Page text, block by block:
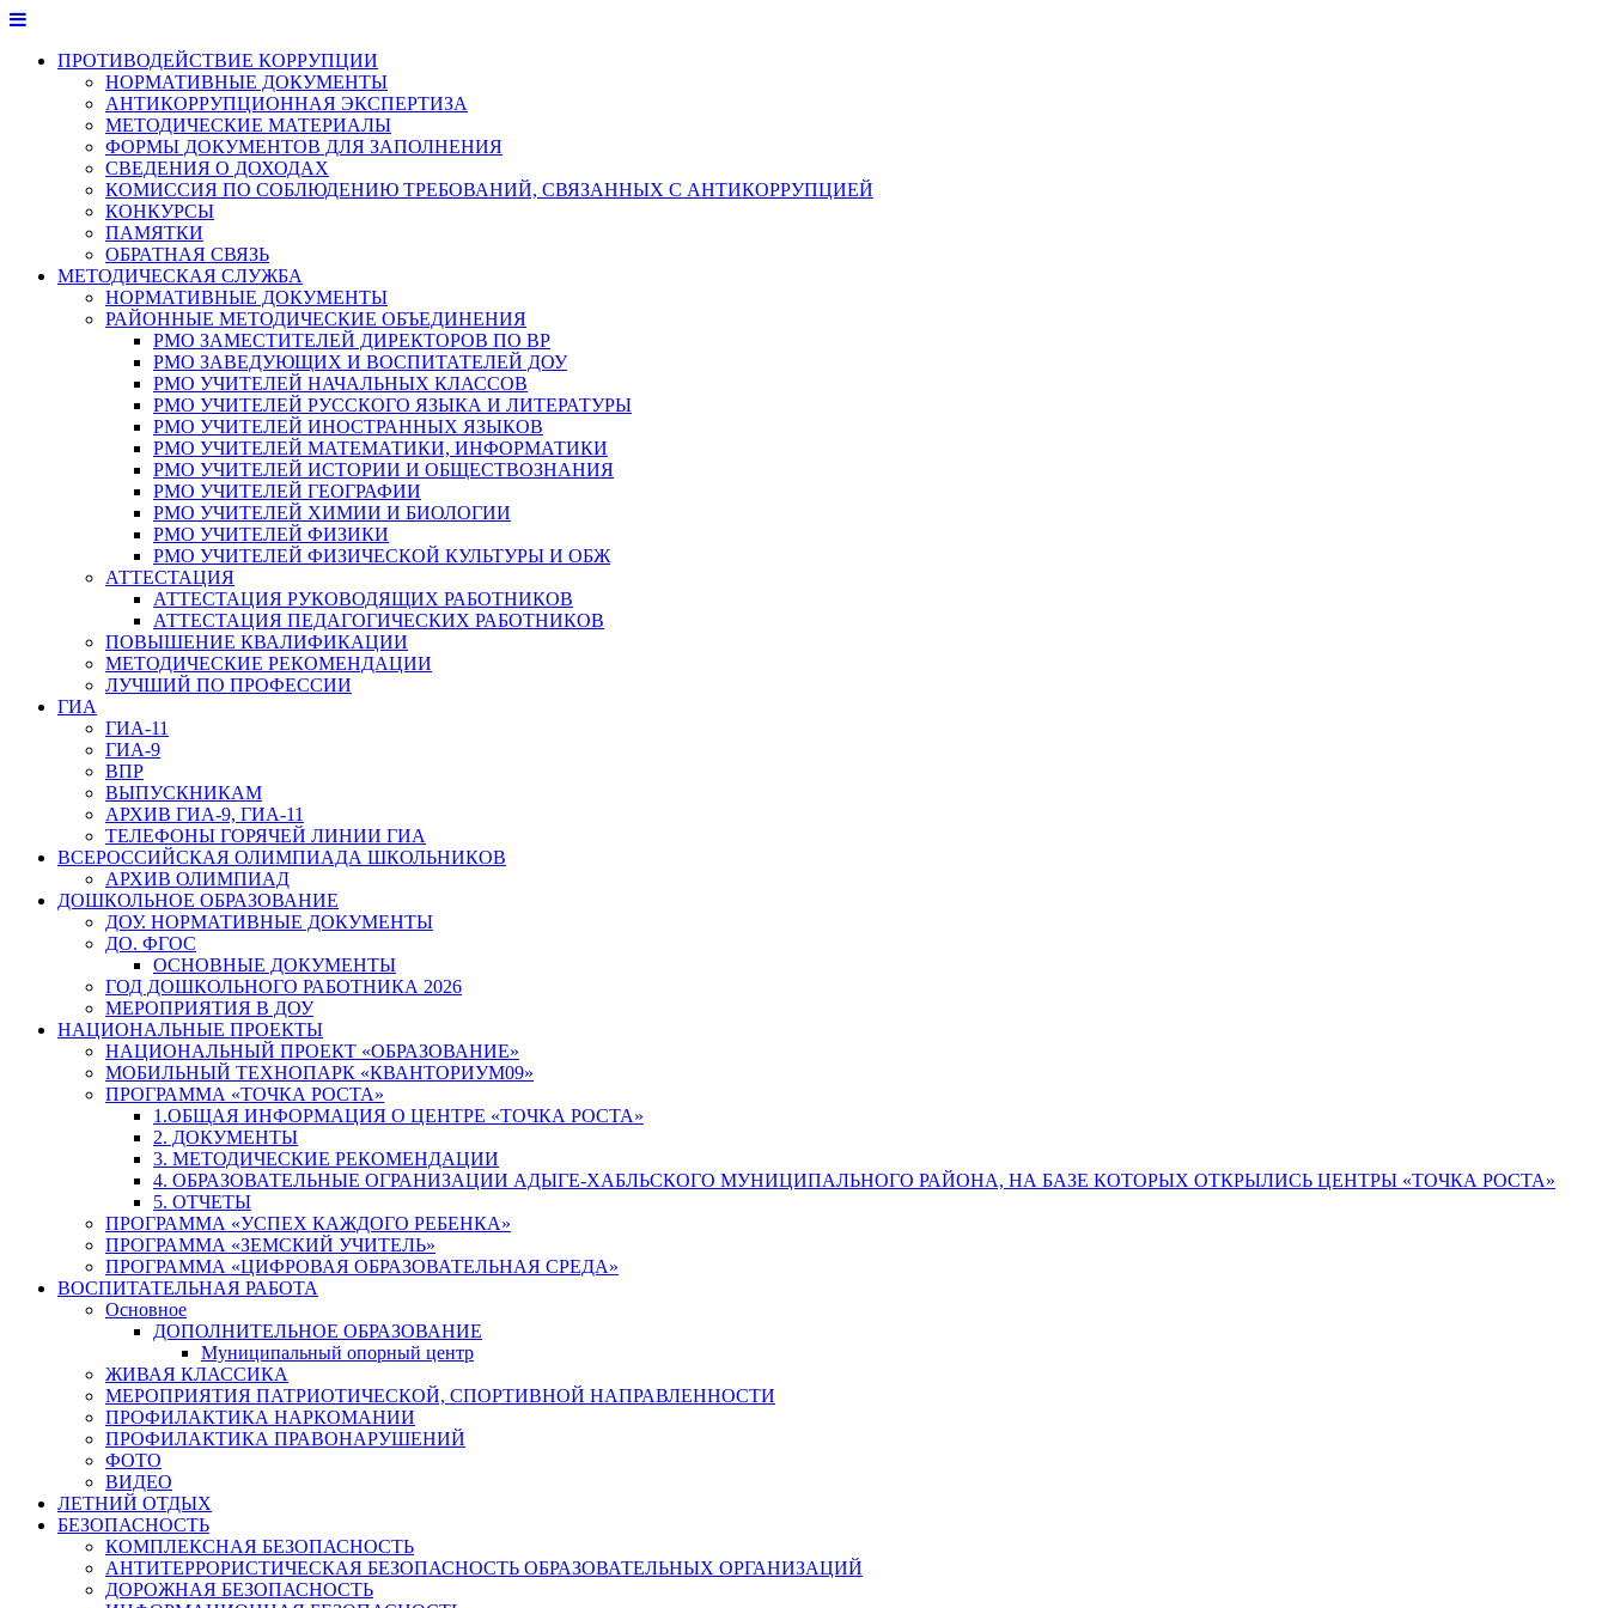
Перейти
содержимому
ПРОТИВОДЕЙСТВИЕ КОРРУПЦИИ
НОРМАТИВНЫЕ ДОКУМЕНТЫ
АНТИКОРРУПЦИОННАЯ ЭКСПЕРТИЗА
МЕТОДИЧЕСКИЕ МАТЕРИАЛЫ
ФОРМЫ ДОКУМЕНТОВ ДЛЯ ЗАПОЛНЕНИЯ
СВЕДЕНИЯ О ДОХОДАХ
КОМИССИЯ ПО СОБЛЮДЕНИЮ ТРЕБОВАНИЙ, СВЯЗАННЫХ С АНТИКОРРУПЦИЕЙ
КОНКУРСЫ
ПАМЯТКИ
ОБРАТНАЯ СВЯЗЬ
МЕТОДИЧЕСКАЯ СЛУЖБА
НОРМАТИВНЫЕ ДОКУМЕНТЫ
РАЙОННЫЕ МЕТОДИЧЕСКИЕ ОБЪЕДИНЕНИЯ
РМО ЗАМЕСТИТЕЛЕЙ ДИРЕКТОРОВ ПО ВР
РМО ЗАВЕДУЮЩИХ И ВОСПИТАТЕЛЕЙ ДОУ
РМО УЧИТЕЛЕЙ НАЧАЛЬНЫХ КЛАССОВ
РМО УЧИТЕЛЕЙ РУССКОГО ЯЗЫКА И ЛИТЕРАТУРЫ
РМО УЧИТЕЛЕЙ ИНОСТРАННЫХ ЯЗЫКОВ
РМО УЧИТЕЛЕЙ МАТЕМАТИКИ, ИНФОРМАТИКИ
РМО УЧИТЕЛЕЙ ИСТОРИИ И ОБЩЕСТВОЗНАНИЯ
РМО УЧИТЕЛЕЙ ГЕОГРАФИИ
РМО УЧИТЕЛЕЙ ХИМИИ И БИОЛОГИИ
РМО УЧИТЕЛЕЙ ФИЗИКИ
РМО УЧИТЕЛЕЙ ФИЗИЧЕСКОЙ КУЛЬТУРЫ И ОБЖ
АТТЕСТАЦИЯ
АТТЕСТАЦИЯ РУКОВОДЯЩИХ РАБОТНИКОВ
АТТЕСТАЦИЯ ПЕДАГОГИЧЕСКИХ РАБОТНИКОВ
ПОВЫШЕНИЕ КВАЛИФИКАЦИИ
МЕТОДИЧЕСКИЕ РЕКОМЕНДАЦИИ
ЛУЧШИЙ ПО ПРОФЕССИИ
ГИА
ГИА-11
ГИА-9
ВПР
ВЫПУСКНИКАМ
АРХИВ ГИА-9, ГИА-11
ТЕЛЕФОНЫ ГОРЯЧЕЙ ЛИНИИ ГИА
ВСЕРОССИЙСКАЯ ОЛИМПИАДА ШКОЛЬНИКОВ
АРХИВ ОЛИМПИАД
ДОШКОЛЬНОЕ ОБРАЗОВАНИЕ
ДОУ. НОРМАТИВНЫЕ ДОКУМЕНТЫ
ДО. ФГОС
ОСНОВНЫЕ ДОКУМЕНТЫ
ГОД ДОШКОЛЬНОГО РАБОТНИКА 2026
МЕРОПРИЯТИЯ В ДОУ
НАЦИОНАЛЬНЫЕ ПРОЕКТЫ
НАЦИОНАЛЬНЫЙ ПРОЕКТ «ОБРАЗОВАНИЕ»
МОБИЛЬНЫЙ ТЕХНОПАРК «КВАНТОРИУМ09»
ПРОГРАММА «ТОЧКА РОСТА»
1.ОБЩАЯ ИНФОРМАЦИЯ О ЦЕНТРЕ «ТОЧКА РОСТА»
2. ДОКУМЕНТЫ
3. МЕТОДИЧЕСКИЕ РЕКОМЕНДАЦИИ
4. ОБРАЗОВАТЕЛЬНЫЕ ОГРАНИЗАЦИИ АДЫГЕ-ХАБЛЬСКОГО МУНИЦИПАЛЬНОГО РАЙОНА, НА БАЗЕ КОТОРЫХ ОТКРЫЛИСЬ ЦЕНТРЫ «ТОЧКА РОСТА»
5. ОТЧЕТЫ
ПРОГРАММА «УСПЕХ КАЖДОГО РЕБЕНКА»
ПРОГРАММА «ЗЕМСКИЙ УЧИТЕЛЬ»
ПРОГРАММА «ЦИФРОВАЯ ОБРАЗОВАТЕЛЬНАЯ СРЕДА»
ВОСПИТАТЕЛЬНАЯ РАБОТА
Основное
ДОПОЛНИТЕЛЬНОЕ ОБРАЗОВАНИЕ
Муниципальный опорный центр
ЖИВАЯ КЛАССИКА
МЕРОПРИЯТИЯ ПАТРИОТИЧЕСКОЙ, СПОРТИВНОЙ НАПРАВЛЕННОСТИ
ПРОФИЛАКТИКА НАРКОМАНИИ
ПРОФИЛАКТИКА ПРАВОНАРУШЕНИЙ
ФОТО
ВИДЕО
ЛЕТНИЙ ОТДЫХ
БЕЗОПАСНОСТЬ
КОМПЛЕКСНАЯ БЕЗОПАСНОСТЬ
АНТИТЕРРОРИСТИЧЕСКАЯ БЕЗОПАСНОСТЬ ОБРАЗОВАТЕЛЬНЫХ ОРГАНИЗАЦИЙ
ДОРОЖНАЯ БЕЗОПАСНОСТЬ